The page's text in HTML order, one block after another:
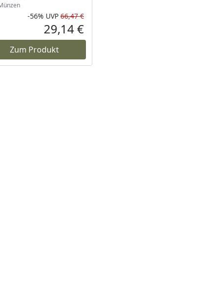
Rabatt in Prozent
-56%
Ursprünglicher Preis
UVP 66,47 €
Aktueller Preis
29,14 €
Zum Produkt